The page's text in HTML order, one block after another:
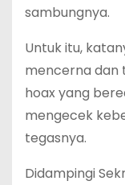
sambungnya.
Untuk itu,
mencerna dan
hoax yang
mengecek
tegasnya.
Didampingi